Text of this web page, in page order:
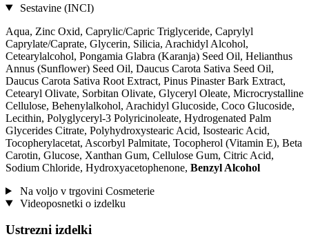
Sestavine (INCI)
Aqua, Zinc Oxid, Caprylic/Capric Triglyceride, Caprylyl
Caprylate/Caprate, Glycerin, Silicia, Arachidyl Alcohol,
Cetearylalcohol, Pongamia Glabra (Karanja) Seed Oil, Helianthus
Annus (Sunflower) Seed Oil, Daucus Carota Sativa Seed Oil,
Daucus Carota Sativa Root Extract, Pinus Pinaster Bark Extract,
Cetearyl Olivate, Sorbitan Olivate, Glyceryl Oleate, Microcrystalline
Cellulose, Behenylalkohol, Arachidyl Glucoside, Coco Glucoside,
Lecithin, Polyglyceryl-3 Polyricinoleate, Hydrogenated Palm
Glycerides Citrate, Polyhydroxystearic Acid, Isostearic Acid,
Tocopherylacetat, Ascorbyl Palmitate, Tocopherol (Vitamin E), Beta
Carotin, Glucose, Xanthan Gum, Cellulose Gum, Citric Acid,
Sodium Chloride, Hydroxyacetophenone, Benzyl Alcohol
Na voljo v trgovini Cosmeterie
Videoposnetki o izdelku
Ustrezni izdelki